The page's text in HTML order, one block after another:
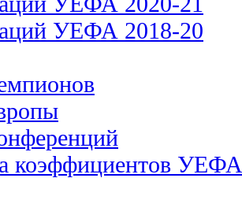
УЕФА 2018-20
коэффициентов УЕФА